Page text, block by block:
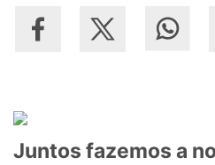
Juntos fazemos a